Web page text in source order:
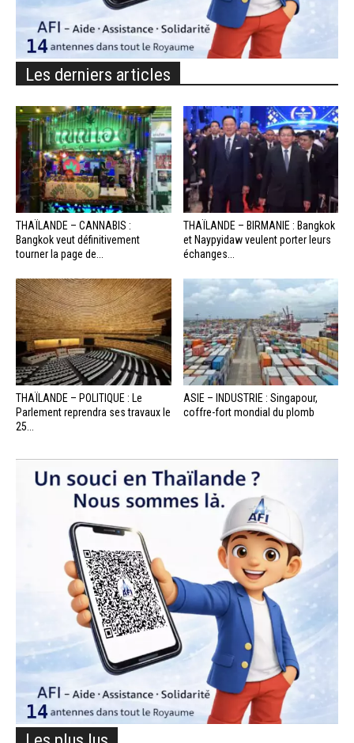
Les derniers articles
THAÏLANDE – CANNABIS :
Bangkok veut définitivement
tourner la page de...
THAÏLANDE – BIRMANIE : Bangkok
et Naypyidaw veulent porter leurs
échanges...
THAÏLANDE – POLITIQUE : Le
Parlement reprendra ses travaux le
25...
ASIE – INDUSTRIE : Singapour,
coffre-fort mondial du plomb